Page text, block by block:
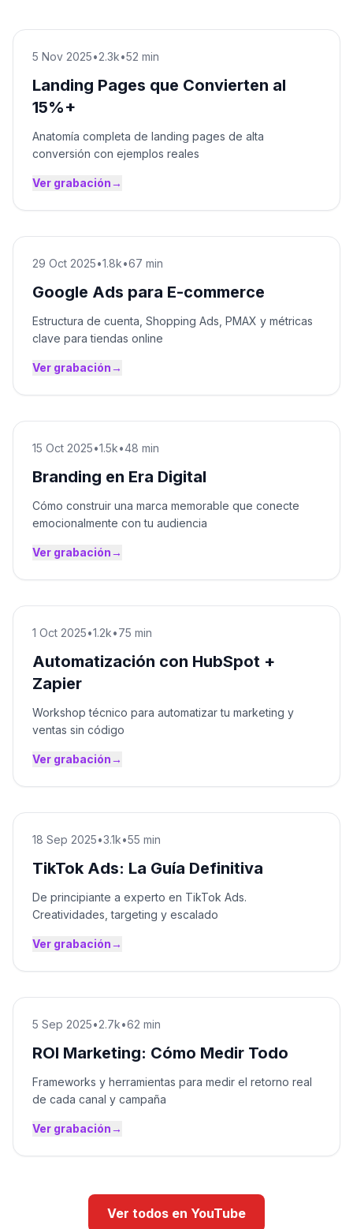
5 Nov 2025•2.3k•52 min
Landing Pages que Convierten al
15%+
Anatomía completa de landing pages de alta
conversión con ejemplos reales
Ver grabación→
29 Oct 2025•1.8k•67 min
Google Ads para E-commerce
Estructura de cuenta, Shopping Ads, PMAX y métricas
clave para tiendas online
Ver grabación→
15 Oct 2025•1.5k•48 min
Branding en Era Digital
Cómo construir una marca memorable que conecte
emocionalmente con tu audiencia
Ver grabación→
1 Oct 2025•1.2k•75 min
Automatización con HubSpot +
Zapier
Workshop técnico para automatizar tu marketing y
ventas sin código
Ver grabación→
18 Sep 2025•3.1k•55 min
TikTok Ads: La Guía Definitiva
De principiante a experto en TikTok Ads.
Creatividades, targeting y escalado
Ver grabación→
5 Sep 2025•2.7k•62 min
ROI Marketing: Cómo Medir Todo
Frameworks y herramientas para medir el retorno real
de cada canal y campaña
Ver grabación→
Ver todos en YouTube